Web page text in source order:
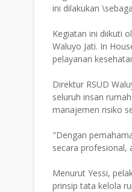
ini dilakukan
Kegiatan ini diikuti
Waluyo Jati. In
pelayanan
Direktur RSUD
seluruh insan
manajemen risiko
"Dengan
secara profesional,
Menurut Yessi,
prinsip tata kelola